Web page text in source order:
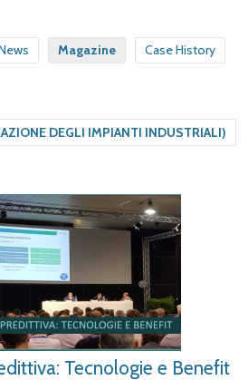
Magazine Case History
DEGLI IMPIANTI INDUSTRIALI)
Tecnologie e Benefit